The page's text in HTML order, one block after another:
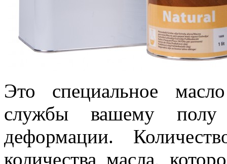
Это специальное
службы вашему
деформации.
количества масла,